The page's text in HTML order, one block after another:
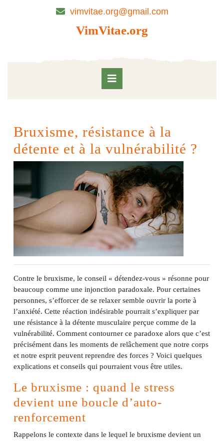
vimvitae.org@gmail.com
VimVitae.org
Bruxisme, résistance à la
détente et à la vulnérabilité ?
Contre le bruxisme, le conseil « détendez-vous » résonne pour
beaucoup comme une injonction paradoxale. Pour certaines
personnes, s’efforcer de se relaxer semble ouvrir la porte à
l’anxiété. Cette réaction indésirable pourrait s’expliquer par
une résistance à la détente musculaire perçue comme de la
vulnérabilité. Comment contourner ce paradoxe alors que c’est
précisément dans les moments de relâchement que notre corps
et notre esprit peuvent reprendre des forces ? Voici quelques
explications et conseils qui pourraient vous être utiles.
Le bruxisme : quand le stress
devient une boucle d’auto-
renforcement
Rappelons le contexte dans le lequel le bruxisme devient un